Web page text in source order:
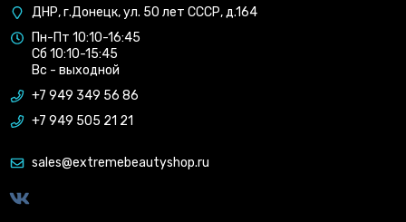
ДНР, г.Донецк, ул. 50 лет СССР, д.164
Пн-Пт 10:10-16:45
Сб 10:10-15:45
Вс - выходной
+7 949 349 56 86
+7 949 505 21 21
sales@extremebeautyshop.ru